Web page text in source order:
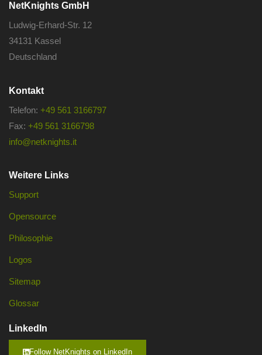
NetKnights GmbH
Ludwig-Erhard-Str. 12
34131 Kassel
Deutschland
Kontakt
Telefon: +49 561 3166797
Fax: +49 561 3166798
info@netknights.it
Weitere Links
Support
Opensource
Philosophie
Logos
Sitemap
Glossar
LinkedIn
Follow NetKnights on LinkedIn